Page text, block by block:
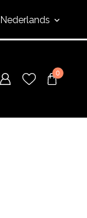
Nederlands
0